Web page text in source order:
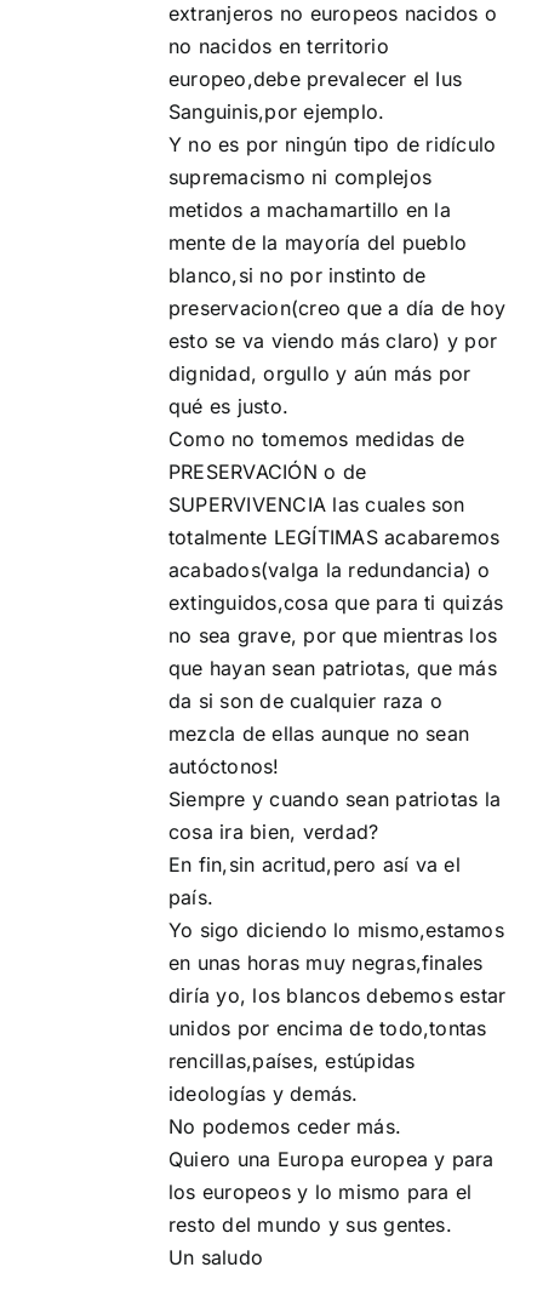
extranjeros no europeos nacidos o
no nacidos en territorio
europeo,debe prevalecer el Ius
Sanguinis,por ejemplo.
Y no es por ningún tipo de ridículo
supremacismo ni complejos
metidos a machamartillo en la
mente de la mayoría del pueblo
blanco,si no por instinto de
preservacion(creo que a día de hoy
esto se va viendo más claro) y por
dignidad, orgullo y aún más por
qué es justo.
Como no tomemos medidas de
PRESERVACIÓN o de
SUPERVIVENCIA las cuales son
totalmente LEGÍTIMAS acabaremos
acabados(valga la redundancia) o
extinguidos,cosa que para ti quizás
no sea grave, por que mientras los
que hayan sean patriotas, que más
da si son de cualquier raza o
mezcla de ellas aunque no sean
autóctonos!
Siempre y cuando sean patriotas la
cosa ira bien, verdad?
En fin,sin acritud,pero así va el
país.
Yo sigo diciendo lo mismo,estamos
en unas horas muy negras,finales
diría yo, los blancos debemos estar
unidos por encima de todo,tontas
rencillas,países, estúpidas
ideologías y demás.
No podemos ceder más.
Quiero una Europa europea y para
los europeos y lo mismo para el
resto del mundo y sus gentes.
Un saludo